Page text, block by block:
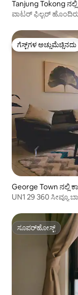
Tanjung Tokong
ವಾಟರ್ ಫಿಲ್ಟರ್
ಗೆಸ್ಟ್‌ಗಳ ಅಚ್ಚುಮೆಚ್ಚಿನದು
ಗೆಸ್ಟ್‌ಗಳ ಅಚ್ಚುಮೆಚ್ಚಿನದು
George Town ನಲ್ಲಿ
UN1 29 360 ಸೀವ್ಯೂ
ಸೂಪರ್‌ಹೋಸ್ಟ್
ಸೂಪರ್‌ಹೋಸ್ಟ್